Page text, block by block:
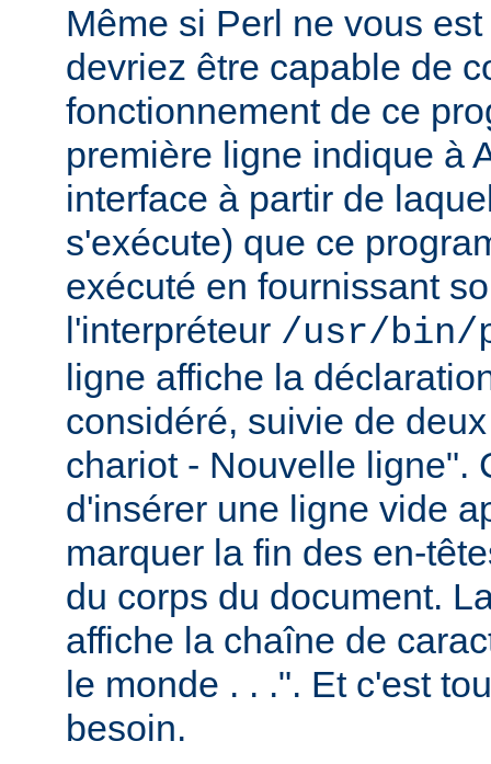
Même si Perl ne vous
devriez être capable de
fonctionnement de ce
première ligne indique à
interface à partir de
s'exécute) que ce
exécuté en fournissant
l'interpréteur /usr/bin/
ligne affiche la
considéré, suivie de
chariot - Nouvelle ligne".
d'insérer une ligne vide
marquer la fin des en-
du corps du document.
affiche la chaîne de
le monde . . .". Et c'est
besoin.